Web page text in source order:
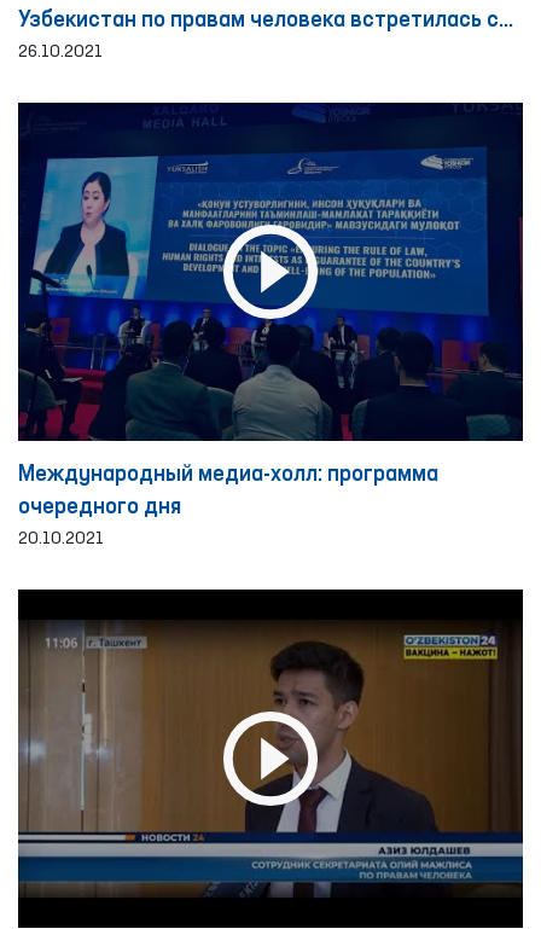
Узбекистан по правам человека встретилась с
Омбудсманом Татарстана
26.10.2021
Международный медиа-холл: программа
очередного дня
20.10.2021